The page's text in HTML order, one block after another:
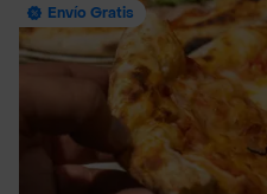
Envío Gratis